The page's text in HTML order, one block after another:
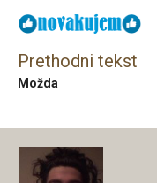
Prethodni tekst
Možda